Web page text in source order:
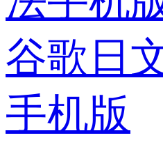
谷歌日
手机版